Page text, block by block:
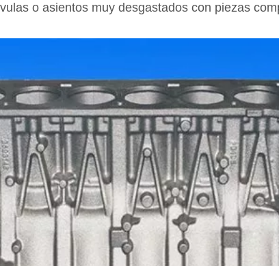
o asientos muy desgastados con piezas